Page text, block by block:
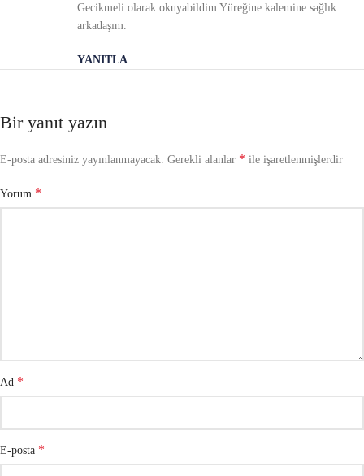
Gecikmeli olarak okuyabildim Yüreğine kalemine sağlık
arkadaşım.
YANITLA
Bir yanıt yazın
E-posta adresiniz yayınlanmayacak. Gerekli alanlar * ile işaretlenmişlerdir
Yorum *
Ad *
E-posta *